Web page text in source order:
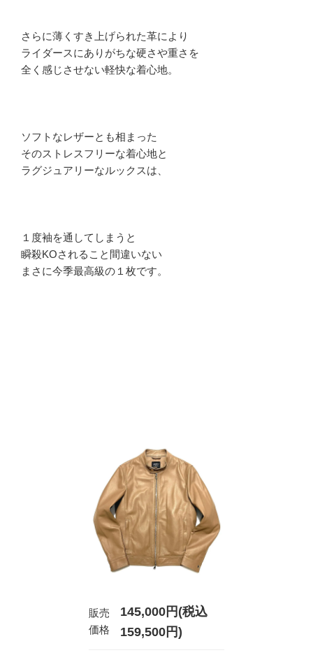
さらに薄くすき上げられた革により
ライダースにありがちな硬さや重さを
全く感じさせない軽快な着心地。
ソフトなレザーとも相まった
そのストレスフリーな着心地と
ラグジュアリーなルックスは、
１度袖を通してしまうと
瞬殺KOされること間違いない
まさに今季最高級の１枚です。
販売
価格
145,000円(税込
159,500円)